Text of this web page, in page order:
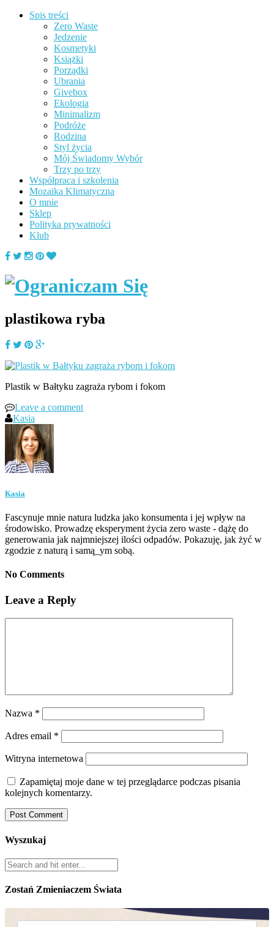
Spis treści
Zero Waste
Jedzenie
Kosmetyki
Książki
Porządki
Ubrania
Givebox
Ekologia
Minimalizm
Podróże
Rodzina
Styl życia
Mój Świadomy Wybór
Trzy po trzy
Współpraca i szkolenia
Mozaika Klimatyczna
O mnie
Sklep
Polityka prywatności
Klub
plastikowa ryba
Plastik w Bałtyku zagraża rybom i fokom
Leave a comment
Kasia
Kasia
Fascynuje mnie natura ludzka jako konsumenta i jej wpływ na
środowisko. Prowadzę eksperyment życia zero waste - dążę do
generowania jak najmniejszej ilości odpadów. Pokazuję, jak żyć w
zgodzie z naturą i samą_ym sobą.
No Comments
Leave a Reply
Nazwa *
Adres email *
Witryna internetowa
Zapamiętaj moje dane w tej przeglądarce podczas pisania
kolejnych komentarzy.
Wyszukaj
Zostań Zmieniaczem Świata